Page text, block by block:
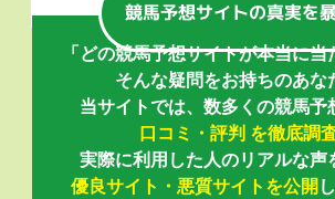
「どの競馬予想サイトが本当に当
そんな疑問をお持ちのあな
当サイトでは、数多くの競馬予
口コミ・評判 を徹底調
実際に利用した人のリアルな声
優良サイト・悪質サイトを公開